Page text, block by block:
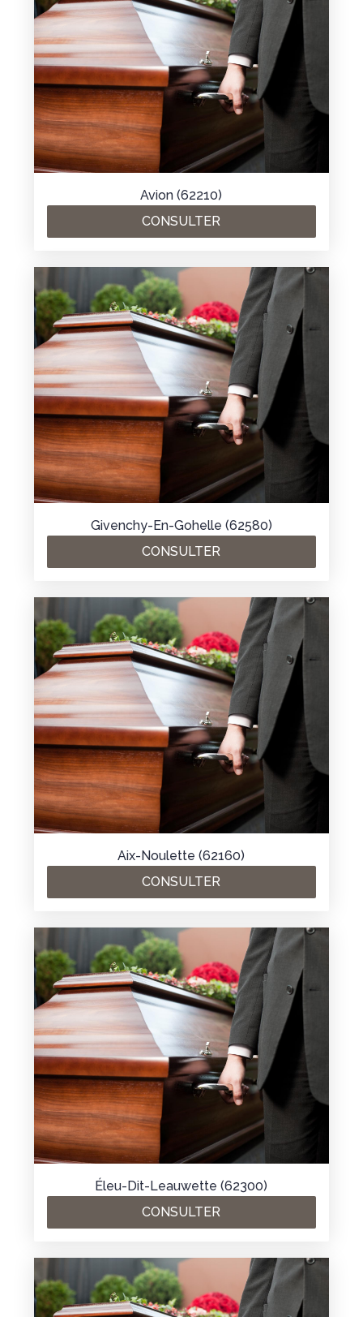
Avion (62210)
CONSULTER
Givenchy-En-Gohelle (62580)
CONSULTER
Aix-Noulette (62160)
CONSULTER
Éleu-Dit-Leauwette (62300)
CONSULTER